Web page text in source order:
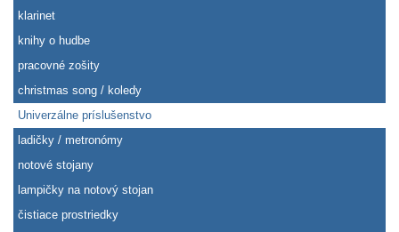
klarinet
knihy o hudbe
pracovné zošity
christmas song / koledy
Univerzálne príslušenstvo
ladičky / metronómy
notové stojany
lampičky na notový stojan
čistiace prostriedky